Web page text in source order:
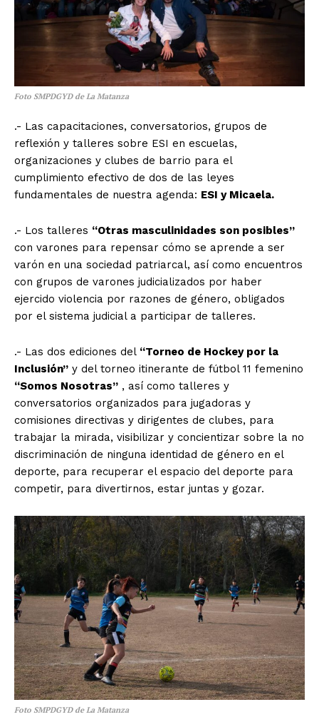
Foto SMPDGYD de La Matanza
.- Las capacitaciones, conversatorios, grupos de
reflexión y talleres sobre ESI en escuelas,
organizaciones y clubes de barrio para el
cumplimiento efectivo de dos de las leyes
fundamentales de nuestra agenda: ESI y Micaela.
.- Los talleres “Otras masculinidades son posibles”
con varones para repensar cómo se aprende a ser
varón en una sociedad patriarcal, así como encuentros
con grupos de varones judicializados por haber
ejercido violencia por razones de género, obligados
por el sistema judicial a participar de talleres.
.- Las dos ediciones del “Torneo de Hockey por la
Inclusión” y del torneo itinerante de fútbol 11 femenino
“Somos Nosotras” , así como talleres y
conversatorios organizados para jugadoras y
comisiones directivas y dirigentes de clubes, para
trabajar la mirada, visibilizar y concientizar sobre la no
discriminación de ninguna identidad de género en el
deporte, para recuperar el espacio del deporte para
competir, para divertirnos, estar juntas y gozar.
Foto SMPDGYD de La Matanza